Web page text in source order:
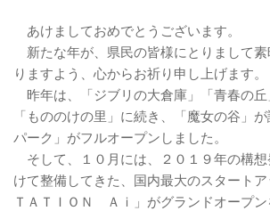
あけましておめでとうございます。
新たな年が、県民の皆様にとりまして
りますよう、心からお祈り申し上げます。
昨年は、「ジブリの大倉庫」「青春の丘
「もののけの里」に続き、「魔女の谷」
パーク」がフルオープンしました。
そして、１０月には、２０１９年の構
けて整備してきた、国内最大のスタート
ＴＡＴＩＯＮ Ａｉ」がグランドオープン